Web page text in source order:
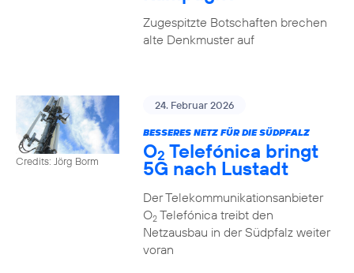
Zugespitzte Botschaften brechen
alte Denkmuster auf
Credits: Jörg Borm
24. Februar 2026
BESSERES NETZ FÜR DIE SÜDPFALZ
O2 Telefónica bringt
5G nach Lustadt
Der Telekommunikationsanbieter
O2Telefónica treibt den
Netzausbau in der Südpfalz weiter
voran